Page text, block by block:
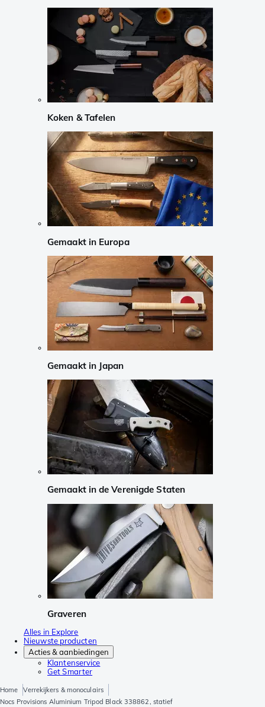
Koken & Tafelen
Gemaakt in Europa
Gemaakt in Japan
Gemaakt in de Verenigde Staten
Graveren
Alles in Explore
Nieuwste producten
Acties & aanbiedingen
Klantenservice
Get Smarter
Home
Verrekijkers & monoculairs
Nocs Provisions Aluminium Tripod Black 338862, statief